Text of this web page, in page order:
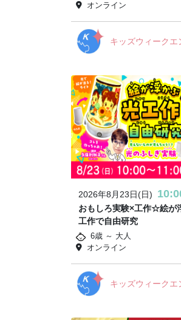
オンライン
キッズウィークエ
2026年8月23日(日)
おもしろ実験×工作☆絵が
工作で自由研究
6歳 ～ 大人
オンライン
キッズウィークエ